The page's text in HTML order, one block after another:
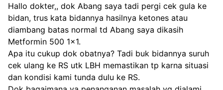
Hallo dokter,, dok Abang saya tadi pergi cek gula ke
bidan, trus kata bidannya hasilnya ketones atau
diambang batas normal td Abang saya dikasih
Metformin 500 1x1.
Apa itu cukup dok obatnya? Tadi buk bidannya suruh
cek ulang ke RS utk LBH memastikan tp karna situasi
dan kondisi kami tunda dulu ke RS.